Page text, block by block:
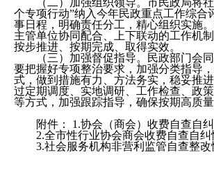
（二）加强组织领导。市民政局将社
个专项行动”纳入今年民政重点工作综合
事日程，明确责任分工，精心组织实施
主管单位协同配合、上下联动的工作机
按步推进、按期完成、取得实效。
（三）加强督促指导。民政部门会同
要把握好专项整治要求，加强分类指导
式，做到措施有力、方法务实，稳妥推
过定期调度、实地调研、工作检查、政
等方式，加强跟踪指导，确保按期高质量
附件： 1.协会（商会）收费自查自
2.全市性行业协会商会收费自查自纠
3.社会服务机构非营利监管自查整改
沅江
2023